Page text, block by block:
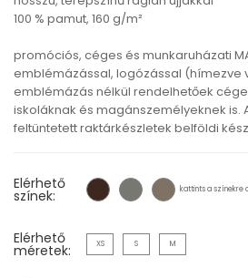
100 % pamut, 160 g/m²
promóciós, céges és munkaruházati
emblémázással, logózással (hímezve
emblémázás nélkül rendelhetőek
iskoláknak és magánszemélyeknek is.
feltüntetett raktárkészletek belföldi
Elérhető
színek: kattints a színekre
Elérhető
méretek: XS S M